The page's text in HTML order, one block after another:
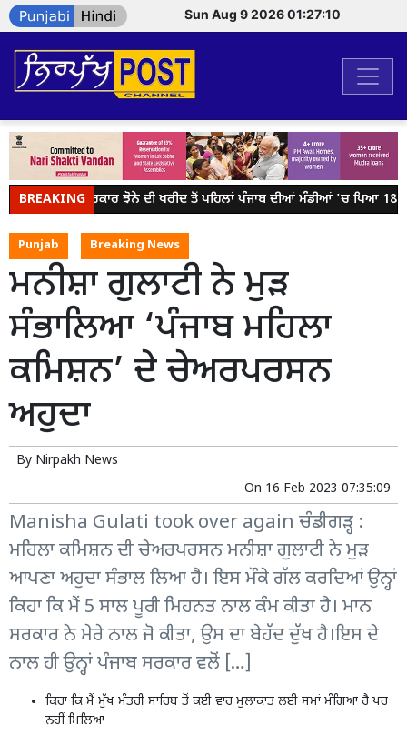
Sun Aug 9 2026 01:27:10
BREAKING
ਕੇਂਦਰ ਸਰਕਾਰ ਝੋਨੇ ਦੀ ਖਰੀਦ ਤੋਂ ਪਹਿਲਾਂ ਪੰਜਾਬ ਦੀਆਂ ਮੰਡੀਆਂ 'ਚ ਪਿਆ 18
Punjab Breaking News
ਮਨੀਸ਼ਾ ਗੁਲਾਟੀ ਨੇ ਮੁੜ
ਸੰਭਾਲਿਆ ‘ਪੰਜਾਬ ਮਹਿਲਾ
ਕਮਿਸ਼ਨ’ ਦੇ ਚੇਅਰਪਰਸਨ
ਅਹੁਦਾ
By Nirpakh News
On 16 Feb 2023 07:35:09
Manisha Gulati took over again ਚੰਡੀਗੜ੍ਹ :
ਮਹਿਲਾ ਕਮਿਸ਼ਨ ਦੀ ਚੇਅਰਪਰਸਨ ਮਨੀਸ਼ਾ ਗੁਲਾਟੀ ਨੇ ਮੁੜ
ਆਪਣਾ ਅਹੁਦਾ ਸੰਭਾਲ ਲਿਆ ਹੈ। ਇਸ ਮੌਕੇ ਗੱਲ ਕਰਦਿਆਂ ਉਨ੍ਹਾਂ
ਕਿਹਾ ਕਿ ਮੈਂ 5 ਸਾਲ ਪੂਰੀ ਮਿਹਨਤ ਨਾਲ ਕੰਮ ਕੀਤਾ ਹੈ। ਮਾਨ
ਸਰਕਾਰ ਨੇ ਮੇਰੇ ਨਾਲ ਜੋ ਕੀਤਾ, ਉਸ ਦਾ ਬੇਹੱਦ ਦੁੱਖ ਹੈ।ਇਸ ਦੇ
ਨਾਲ ਹੀ ਉਨ੍ਹਾਂ ਪੰਜਾਬ ਸਰਕਾਰ ਵਲੋਂ […]
ਕਿਹਾ ਕਿ ਮੈਂ ਮੁੱਖ ਮੰਤਰੀ ਸਾਹਿਬ ਤੋਂ ਕਈ ਵਾਰ ਮੁਲਾਕਾਤ ਲਈ ਸਮਾਂ ਮੰਗਿਆ ਹੈ ਪਰ
ਨਹੀਂ ਮਿਲਿਆ